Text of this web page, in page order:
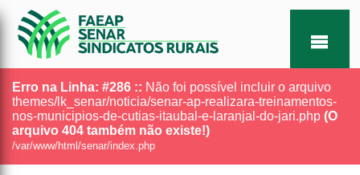
Erro na Linha: #286 :: Não foi possível incluir o arquivo
themes/lk_senar/noticia/senar-ap-realizara-treinamentos-
nos-municipios-de-cutias-itaubal-e-laranjal-do-jari.php (O
arquivo 404 também não existe!)
/var/www/html/senar/index.php